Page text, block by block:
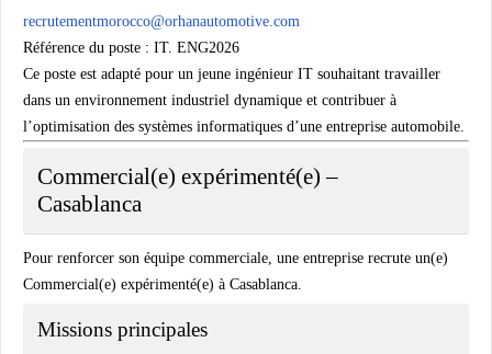
recrutementmorocco@orhanautomotive.com
Référence du poste : IT. ENG2026
Ce poste est adapté pour un jeune ingénieur IT souhaitant travailler
dans un environnement industriel dynamique et contribuer à
l’optimisation des systèmes informatiques d’une entreprise automobile.
Commercial(e) expérimenté(e) –
Casablanca
Pour renforcer son équipe commerciale, une entreprise recrute un(e)
Commercial(e) expérimenté(e) à Casablanca.
Missions principales